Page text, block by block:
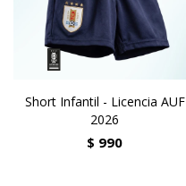
Short Infantil - Licencia AUF
2026
$ 990